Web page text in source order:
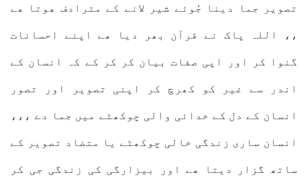
تصویر جما دینا جُوئے شیر لانے کے مترادف ھوتا ھے
،، اللہ پاک نے قرآن بھر دیا ھے اپنے احسانات
گنوا کر اور اپی صفات بیان کر کر کے کہ انسان کے
اندر سے غیر کو کھرچ کر اپنی تصویر اور تصور
انسان کے دل کے خدائی والی چوکھٹے میں جما دے ،،،
انسان ساری زندگی خالی چوکھٹے یا متضاد تصویر کے
ساتھ گزار دیتا ھے اور بیزارگی کی زندگی جی کر